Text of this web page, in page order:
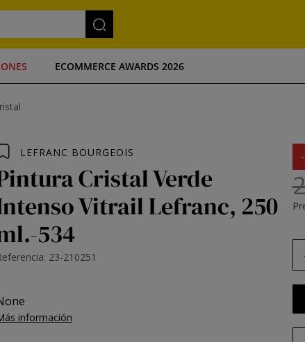
ECOMMERCE AWARDS 2026
LEFRANC BOURGEOIS
Cristal Verde
Vitrail Lefranc, 250
534
23-210251
información